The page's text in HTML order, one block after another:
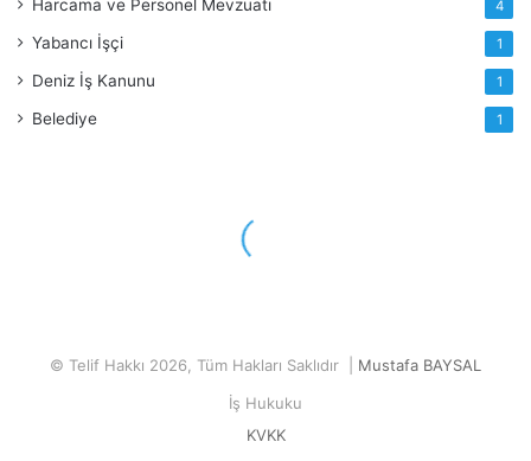
Harcama ve Personel Mevzuatı 4
Yabancı İşçi 1
Deniz İş Kanunu 1
Belediye 1
© Telif Hakkı 2026, Tüm Hakları Saklıdır | Mustafa BAYSAL
İş Hukuku
KVKK